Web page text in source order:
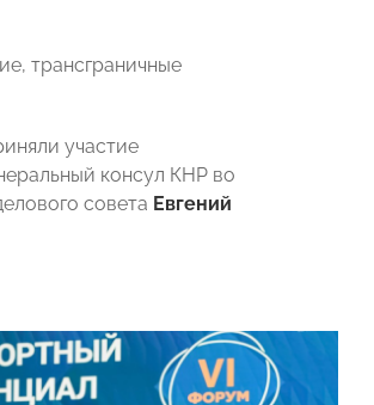
трансграничные
участие
консул КНР во
совета Евгений